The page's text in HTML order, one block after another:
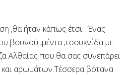
,θα ήταν κάπως έτσι . Ένας
βουνού ,μέντα ,τσουκνίδα με
Αλθαίας που θα σας συνεπάρει
αρωμάτων.Τέσσερα βότανα